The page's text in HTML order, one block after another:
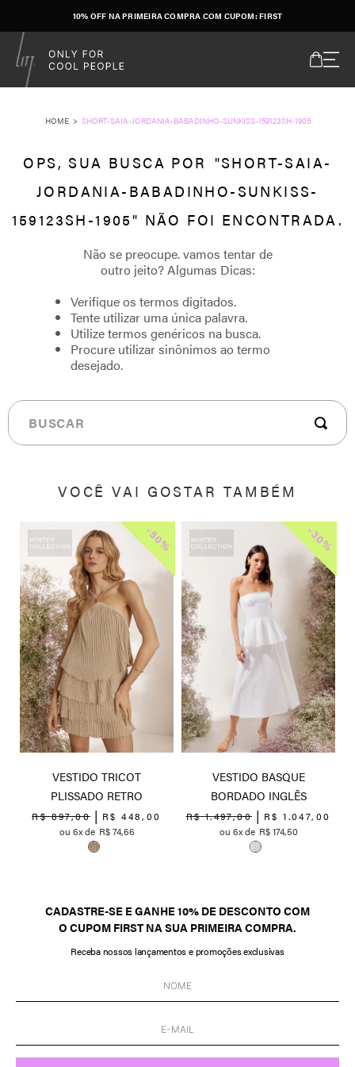
10% OFF NA PRIMEIRA COMPRA COM CUPOM: FIRST
SHORT-SAIA-JORDANIA-BABADINHO-SUNKISS-159123SH-1905
SHORT-SAIA-
JORDANIA-BABADINHO-SUNKISS-
159123SH-1905
Verifique os termos digitados.
Tente utilizar uma única palavra.
Utilize termos genéricos na busca.
Procure utilizar sinônimos ao termo
desejado.
Buscar
VOCÊ VAI GOSTAR TAMBÉM
-
50%
VESTIDO TRICOT
PLISSADO RETRO
R$ 897,00 R$ 448, 00
6
R$74,66
-
30%
VESTIDO BASQUE
BORDADO INGLÊS
R$ 1.497,00 R$ 1.047, 00
6
R$174,50
CADASTRE-SE E GANHE 10% DE DESCONTO COM
O CUPOM FIRST NA SUA PRIMEIRA COMPRA.
Receba nossos lançamentos e promoções exclusivas